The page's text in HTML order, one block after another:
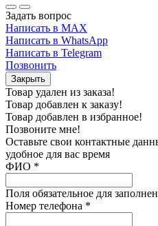
Задать вопрос
Написать в MAX
Написать в WhatsApp
Написать в Telegram
Позвонить
Закрыть
Товар удален из заказа!
Товар добавлен к заказу!
Товар добавлен в избранное!
Позвоните мне!
Оставьте свои контактные
удобное для вас время
ФИО *
Поля обязательное для
Номер телефона *